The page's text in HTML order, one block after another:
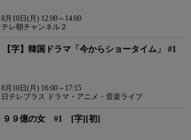
8月10日(月) 12:00～14:00
テレ朝チャンネル２
【字】韓国ドラマ「今からショータイム」 #1
8月10日(月) 16:00～17:15
日テレプラス ドラマ・アニメ・音楽ライブ
９９億の女 #1 [字][初]